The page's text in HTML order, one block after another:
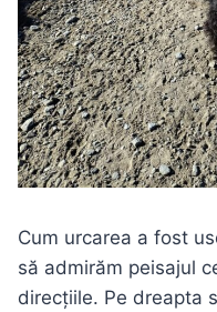
Cum urcarea a fost
să admirăm peisajul
direcțiile. Pe dreapta